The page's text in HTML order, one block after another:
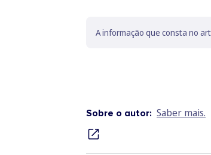
A informação que consta no
Sobre o autor: Saber mais.